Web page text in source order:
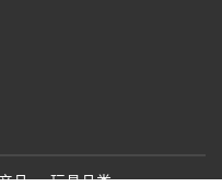
品 玩具品类